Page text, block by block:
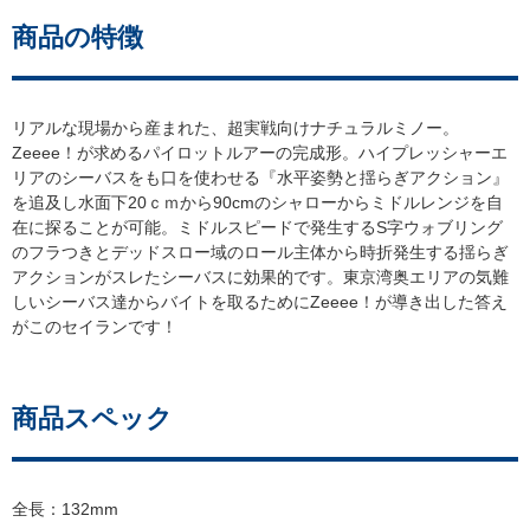
商品の特徴
リアルな現場から産まれた、超実戦向けナチュラルミノー。
Zeeee！が求めるパイロットルアーの完成形。ハイプレッシャーエ
リアのシーバスをも口を使わせる『水平姿勢と揺らぎアクション』
を追及し水面下20ｃｍから90cmのシャローからミドルレンジを自
在に探ることが可能。ミドルスピードで発生するS字ウォブリング
のフラつきとデッドスロー域のロール主体から時折発生する揺らぎ
アクションがスレたシーバスに効果的です。東京湾奥エリアの気難
しいシーバス達からバイトを取るためにZeeee！が導き出した答え
がこのセイランです！
商品スペック
全長：132mm